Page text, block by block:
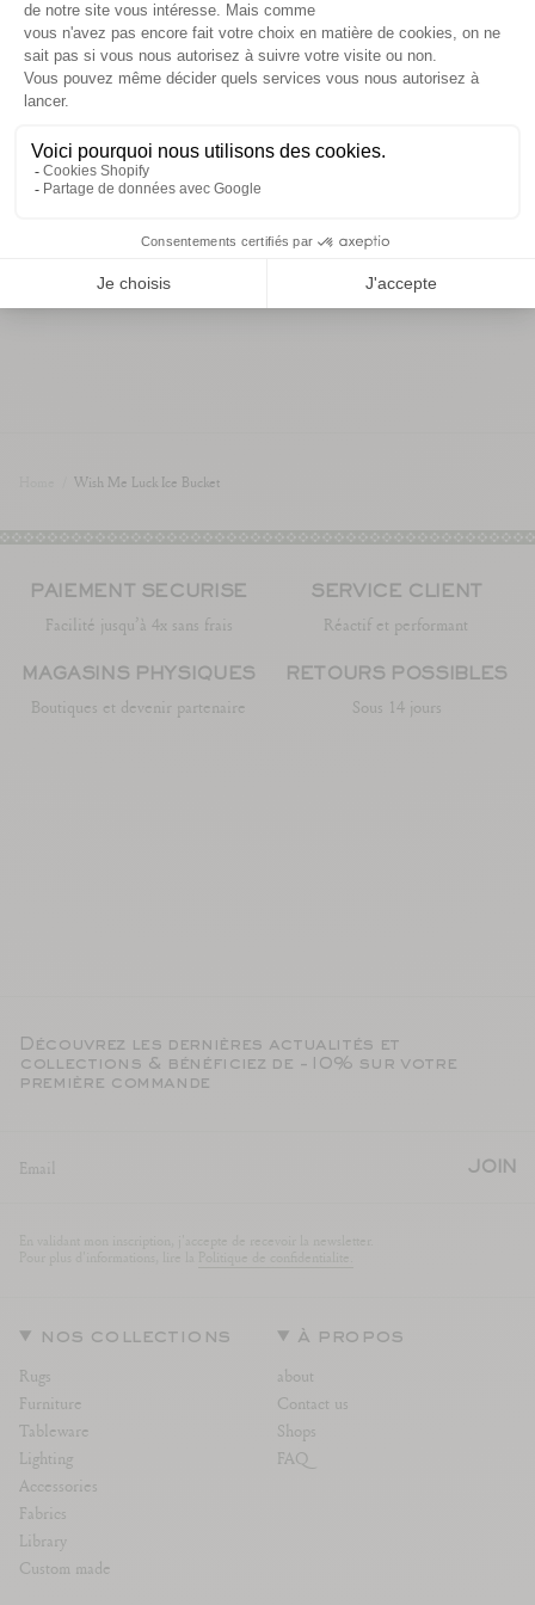
détails et dimensions
informations de livraison
Vous aimerez aussi
Wish Me Luck Ice Bucket
PAIEMENT SÉCURISÉ
Facilité jusqu’à 4x sans frais
SERVICE CLIENT
Réactif et performant
MAGASINS PHYSIQUES
Boutiques et devenir partenaire
RETOURS POSSIBLES
Sous 14 jours
Découvrez les dernières actualités et
collections & bénéficiez de -10% sur votre
première commande
JOIN
nos collections
Rugs
Furniture
Tableware
Lighting
Accessories
Fabrics
Library
Custom made
à propos
about
Contact us
Shops
FAQ